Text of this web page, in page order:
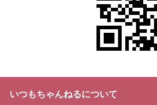
いつもちゃんねるについて